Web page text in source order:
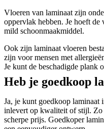
Vloeren van laminaat zijn
oppervlak hebben. Je hoeft de
mild schoonmaakmiddel.
Ook zijn laminaat vloeren
zijn voor mensen met
Je kunt de beschadigde plank
Heb je goedkoop
Ja, je kunt goedkoop laminaat
inlevert op kwaliteit of stijl. Zo
scherpe prijs. Goedkoper